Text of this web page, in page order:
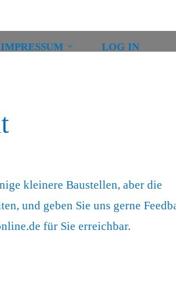
IMPRESSUM LOG IN
kleinere Baustellen, aber die
und geben Sie uns gerne
für Sie erreichbar.